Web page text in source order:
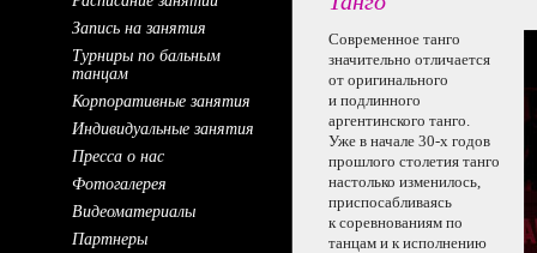
Запись на занятия
Турниры по бальным
танцам
Корпоративные занятия
Индивидуальные занятия
Пресса о нас
Фотогалерея
Видеоматериалы
Партнеры
Современное танго
значительно отличается
от оригинального
и подлинного
аргентинского танго.
Уже в начале 30-х годов
прошлого столетия танго
настолько изменилось,
приспосабливаяcь
к соревнованиям по
танцам и к исполнению